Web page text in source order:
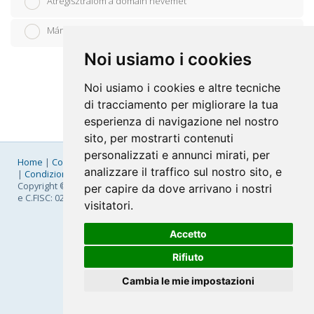
Noi usiamo i cookies
Noi usiamo i cookies e altre tecniche
di tracciamento per migliorare la tua
esperienza di navigazione nel nostro
sito, per mostrarti contenuti
personalizzati e annunci mirati, per
analizzare il traffico sul nostro sito, e
per capire da dove arrivano i nostri
visitatori.
Accetto
Rifiuto
Cambia le mie impostazioni
Már van domain nevem, azt használom
Home | Company| Listino Prezzi|Pagamenti|SLA|Privacy
| Condizioni Generali|Fatturazione Elettronica|Mappa
Copyright © 2026 FastNom Planetel S.p.A. - Divisione .Cloud - P.IVA
e C.FISC: 02831630161